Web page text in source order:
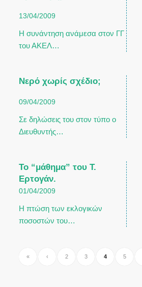
13/04/2009
Η συνάντηση ανάμεσα στον ΓΓ
του ΑΚΕΛ…
Νερό χωρίς σχέδιο;
09/04/2009
Σε δηλώσεις του στον τύπο ο
Διευθυντής…
Το “μάθημα” του Τ.
Ερτογάν.
01/04/2009
Η πτώση των εκλογικών
ποσοστών του…
« ‹ 2 3 4 5